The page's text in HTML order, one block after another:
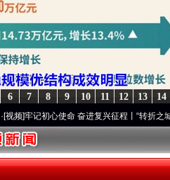
14
13
12
11
10
9
8
7
6
初心使命 奋进复兴征程丨“转折之城”激荡..